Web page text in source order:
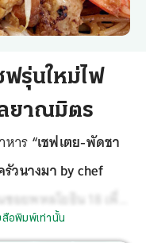
รุ่นใหม่ไฟ
ยาณมิตร
หาร“เชฟเตย-พัดชา
รัวนางมา by chef
ในซอยพหลโยธิน 18 เพื่อ
ฟู้ดให้นักท่องเที่ยวได้
สือพิมพ์เท่านั้น